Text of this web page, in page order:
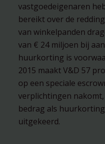
vastgoedeigenaren
bereikt over de
van winkelpanden
van € 24 miljoen bij
huurkorting is
2015 maakt V&D 57
op een speciale
verplichtingen
bedrag als
uitgekeerd.